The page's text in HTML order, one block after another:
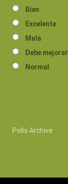
Bien
Excelente
Mala
Debe
Normal
Polls Archive